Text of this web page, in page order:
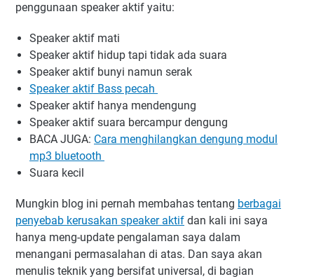
penggunaan speaker aktif yaitu:
Speaker aktif mati
Speaker aktif hidup tapi tidak ada suara
Speaker aktif bunyi namun serak
Speaker aktif Bass pecah
Speaker aktif hanya mendengung
Speaker aktif suara bercampur dengung
BACA JUGA: Cara menghilangkan dengung modul
mp3 bluetooth
Suara kecil
Mungkin blog ini pernah membahas tentang berbagai
penyebab kerusakan speaker aktif dan kali ini saya
hanya meng-update pengalaman saya dalam
menangani permasalahan di atas. Dan saya akan
menulis teknik yang bersifat universal, di bagian